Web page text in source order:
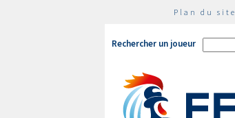
Plan du site
Rechercher un joueur